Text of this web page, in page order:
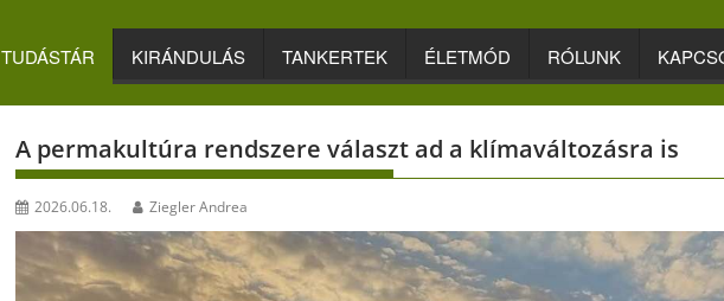
TUDÁSTÁR KIRÁNDULÁS TANKERTEK ÉLETMÓD RÓLUNK
A permakultúra rendszere választ ad a klímaváltozásra is
2026.06.18. Ziegler Andrea